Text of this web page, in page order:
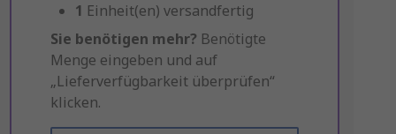
1 Einheit(en) versandfertig
Sie benötigen mehr? Benötigte
Menge eingeben und auf
„Lieferverfügbarkeit überprüfen“
klicken.